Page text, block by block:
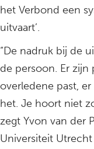
het Verbond een
uitvaart’.
“De nadruk bij de
de persoon. Er zijn
overledene past,
het. Je hoort niet
zegt Yvon van der
Universiteit